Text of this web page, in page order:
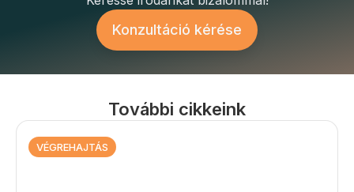
Konzultáció kérése
További cikkeink
VÉGREHAJTÁS